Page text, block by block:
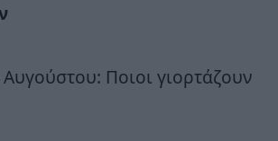
Ποιοι γιορτάζουν